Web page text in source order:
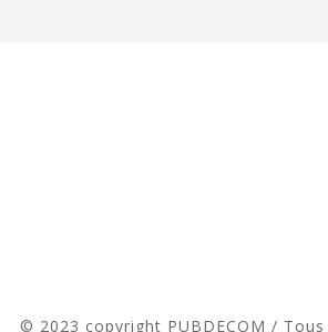
© 2023 copyright PUBDECOM /